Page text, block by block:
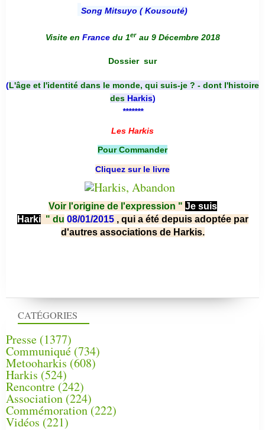
CATÉGORIES
Presse (1377)
Communiqué (734)
Metooharkis (608)
Harkis (524)
Rencontre (242)
Association (224)
Commémoration(222)
Vidéos (221)
Song Mitsuyo ( Kousouté)
Visite en France du 1er au 9 Décembre 2018
Dossier sur
(L'âge et l'identité dans le monde, qui suis-je ? - dont l'histoire
des Harkis)
*******
Les Harkis
Pour Commander
Cliquez sur le livre
Voir l'origine de l'expression " Je suis
Harki " du 08/01/2015 , qui a été depuis adoptée par
d'autres associations de Harkis.